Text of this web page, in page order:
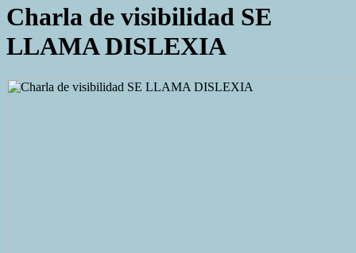
Charla de visibilidad SE
LLAMA DISLEXIA